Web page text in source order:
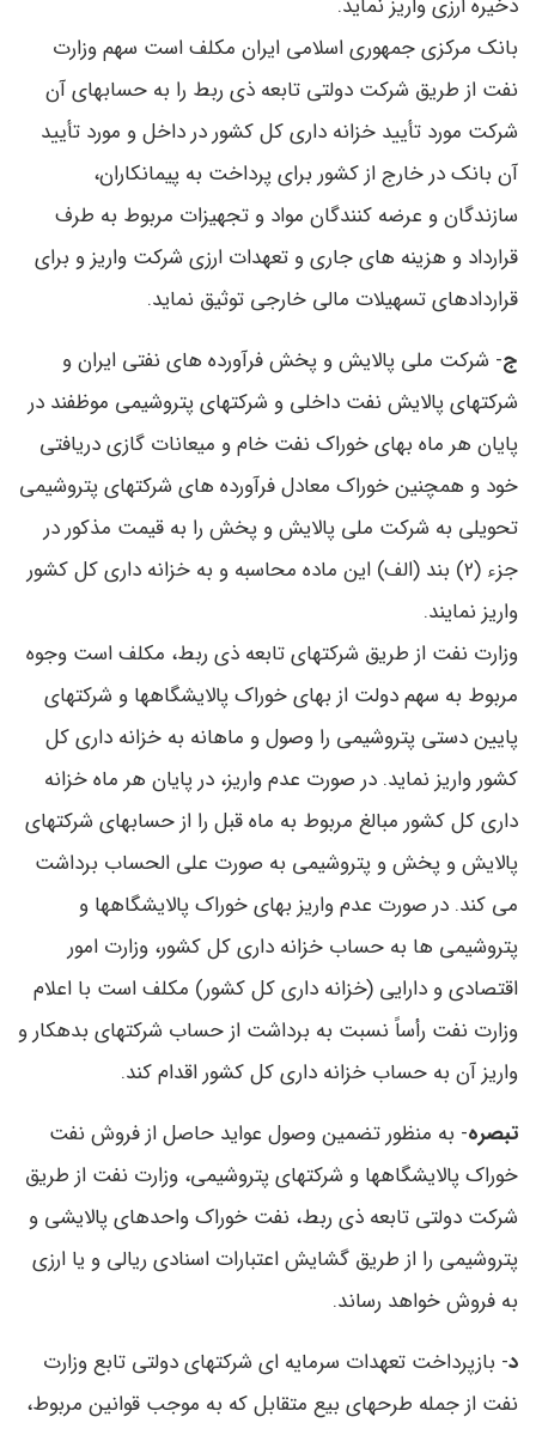
ذخیره ارزی واریز نماید.
بانک مرکزی جمهوری اسلامی ایران مکلف است سهم وزارت
نفت از طریق شرکت دولتی تابعه ذی ربط را به حسابهای آن
شرکت مورد تأیید خزانه داری کل کشور در داخل و مورد تأیید
آن بانک در خارج از کشور برای پرداخت به پیمانکاران،
سازندگان و عرضه کنندگان مواد و تجهیزات مربوط به طرف
قرارداد و هزینه های جاری و تعهدات ارزی شرکت واریز و برای
قراردادهای تسهیلات مالی خارجی توثیق نماید.
ج- شرکت ملی پالایش و پخش فرآورده های نفتی ایران و
شرکتهای پالایش نفت داخلی و شرکتهای پتروشیمی موظفند در
پایان هر ماه بهای خوراک نفت خام و میعانات گازی دریافتی
خود و همچنین خوراک معادل فرآورده های شرکتهای پتروشیمی
تحویلی به شرکت ملی پالایش و پخش را به قیمت مذکور در
جزء (2) بند (الف) این ماده محاسبه و به خزانه داری کل کشور
واریز نمایند.
وزارت نفت از طریق شرکتهای تابعه ذی ربط، مکلف است وجوه
مربوط به سهم دولت از بهای خوراک پالایشگاهها و شرکتهای
پایین دستی پتروشیمی را وصول و ماهانه به خزانه داری کل
کشور واریز نماید. در صورت عدم واریز، در پایان هر ماه خزانه
داری کل کشور مبالغ مربوط به ماه قبل را از حسابهای شرکتهای
پالایش و پخش و پتروشیمی به صورت علی الحساب برداشت
می کند. در صورت عدم واریز بهای خوراک پالایشگاهها و
پتروشیمی ها به حساب خزانه داری کل کشور، وزارت امور
اقتصادی و دارایی (خزانه داری کل کشور) مکلف است با اعلام
وزارت نفت رأساً نسبت به برداشت از حساب شرکتهای بدهکار و
واریز آن به حساب خزانه داری کل کشور اقدام کند.
تبصره- به منظور تضمین وصول عواید حاصل از فروش نفت
خوراک پالایشگاهها و شرکتهای پتروشیمی، وزارت نفت از طریق
شرکت دولتی تابعه ذی ربط، نفت خوراک واحدهای پالایشی و
پتروشیمی را از طریق گشایش اعتبارات اسنادی ریالی و یا ارزی
به فروش خواهد رساند.
د- بازپرداخت تعهدات سرمایه ای شرکتهای دولتی تابع وزارت
نفت از جمله طرحهای بیع متقابل که به موجب قوانین مربوط،